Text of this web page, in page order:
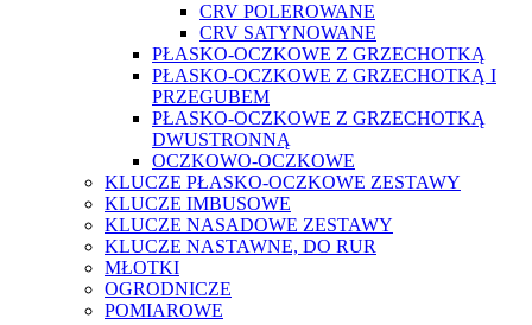
CRV POLEROWANE
CRV SATYNOWANE
PŁASKO-OCZKOWE Z GRZECHOTKĄ
PŁASKO-OCZKOWE Z GRZECHOTKĄ I
PRZEGUBEM
PŁASKO-OCZKOWE Z GRZECHOTKĄ
DWUSTRONNĄ
OCZKOWO-OCZKOWE
KLUCZE PŁASKO-OCZKOWE ZESTAWY
KLUCZE IMBUSOWE
KLUCZE NASADOWE ZESTAWY
KLUCZE NASTAWNE, DO RUR
MŁOTKI
OGRODNICZE
POMIAROWE